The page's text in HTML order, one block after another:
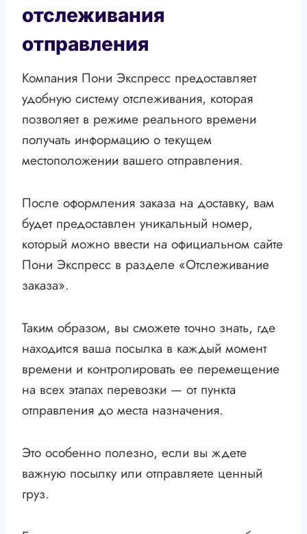
отслеживания
отправления
Компания Пони Экспресс предоставляет
удобную систему отслеживания, которая
позволяет в режиме реального времени
получать информацию о текущем
местоположении вашего отправления.
После оформления заказа на доставку, вам
будет предоставлен уникальный номер,
который можно ввести на официальном сайте
Пони Экспресс в разделе «Отслеживание
заказа».
Таким образом, вы сможете точно знать, где
находится ваша посылка в каждый момент
времени и контролировать ее перемещение
на всех этапах перевозки — от пункта
отправления до места назначения.
Это особенно полезно, если вы ждете
важную посылку или отправляете ценный
груз.